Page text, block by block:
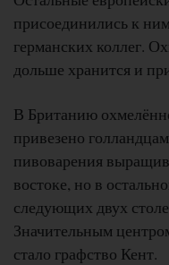
присоединились к
германских коллег.
дольше хранится и
В Британию
привезено
пивоварения
востоке, но в
следующих двух
Значительным
стало графство Кент.